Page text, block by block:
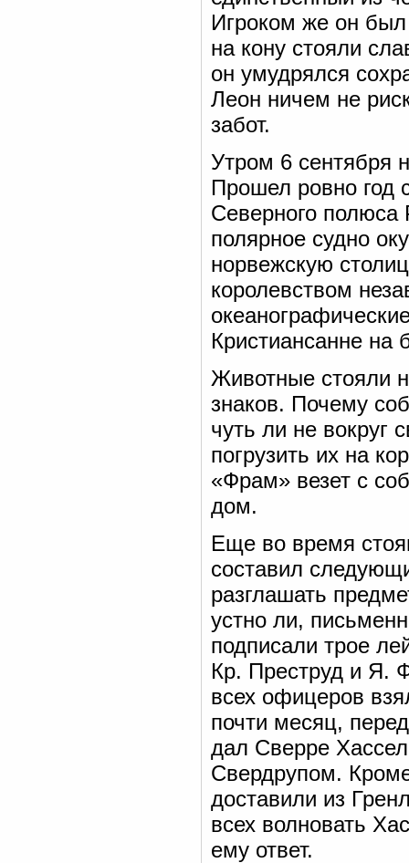
Игроком же он был
на кону стояли
он умудрялся
Леон ничем не
забот.
Утром 6 сентября
Прошел ровно год
Северного
полярное судно
норвежскую
королевством
Кристиансанне на
Животные стояли
знаков. Почему
чуть ли не вокруг
погрузить их на
«Фрам» везет с
дом.
Еще во время
составил
разглашать
устно ли,
подписали трое
Кр. Преструд и Я.
всех офицеров
почти месяц,
дал Сверре
Свердрупом.
доставили из
всех волновать
ему ответ.